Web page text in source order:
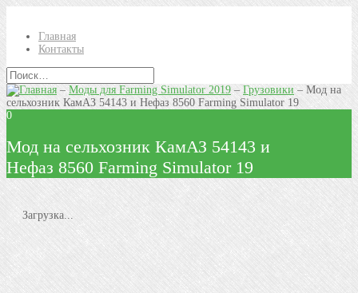
Главная
Контакты
–Моды для Farming Simulator 2019 – Грузовики– Мод на
сельхозник КамАЗ 54143 и Нефаз 8560 Farming Simulator 19
0
Мод на сельхозник КамАЗ 54143 и
Нефаз 8560 Farming Simulator 19
Загрузка...